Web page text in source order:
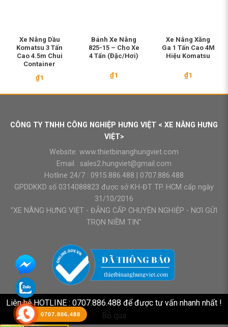
Xe Nâng Dầu
Komatsu 3 Tấn
Cao 4.5m Chui
Container
₫1
Bánh Xe Nâng
825-15 – Cho Xe
4 Tấn (Đặc/Hơi)
₫1
Xe Nâng Xăng
Ga 1 Tấn Cao 4M
Hiệu Komatsu
₫1
CÔNG TY TNHH CÔNG NGHIỆP HƯNG VIỆT < XE NÂNG HƯNG
VIỆT>
Website: www.thietbinanghungviet.com
Email : sales2.hungviet@gmail.com
Hotline 24/7 : 0915.886.488
0707.886.488
GPDDKKD số 0314088823 được sở KH-ĐT TP. HCM cấp ngày
31/10/2016
"XE NÂNG HƯNG VIỆT - ĐẲNG CẤP CHUYÊN NGHIỆP - NƠI GỬI
TRỌN NIỀM TIN"
Liên hệ HOTLINE : 0707.886.488 để được tư vấn nhanh nhất !
Bỏ qua
0707.886.488